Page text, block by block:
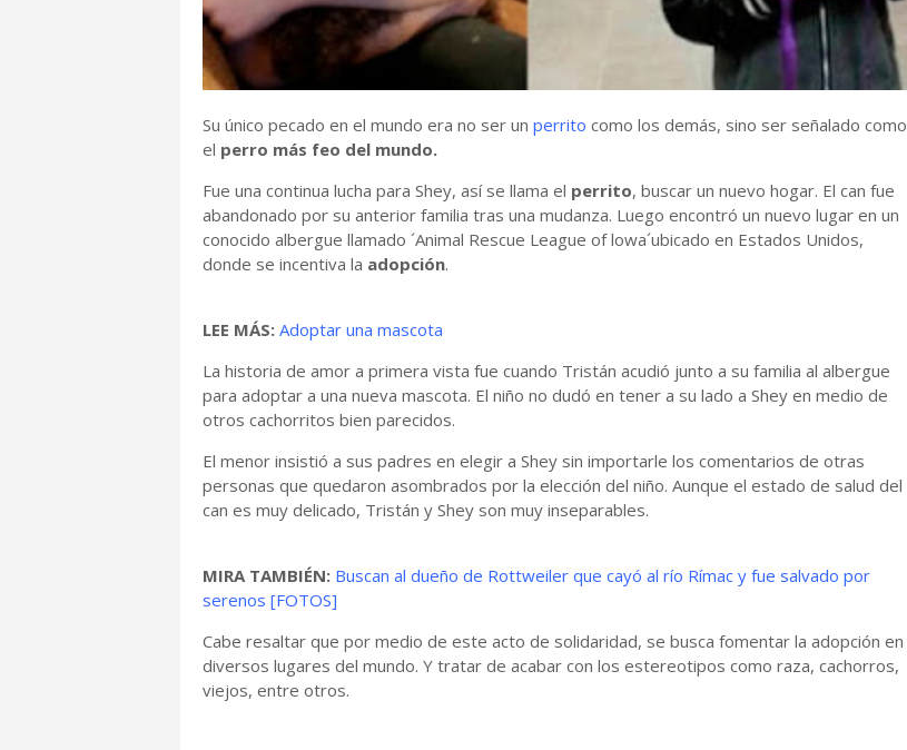
Su único pecado en el mundo era no ser un perrito como los demás, sino ser señalado como
el perro más feo del mundo.
Fue una continua lucha para Shey, así se llama el perrito, buscar un nuevo hogar. El can fue
abandonado por su anterior familia tras una mudanza. Luego encontró un nuevo lugar en un
conocido albergue llamado ´Animal Rescue League of lowa´ubicado en Estados Unidos,
donde se incentiva la adopción.
LEE MÁS: Adoptar una mascota
La historia de amor a primera vista fue cuando Tristán acudió junto a su familia al albergue
para adoptar a una nueva mascota. El niño no dudó en tener a su lado a Shey en medio de
otros cachorritos bien parecidos.
El menor insistió a sus padres en elegir a Shey sin importarle los comentarios de otras
personas que quedaron asombrados por la elección del niño. Aunque el estado de salud del
can es muy delicado, Tristán y Shey son muy inseparables.
MIRA TAMBIÉN: Buscan al dueño de Rottweiler que cayó al río Rímac y fue salvado por
serenos [FOTOS]
Cabe resaltar que por medio de este acto de solidaridad, se busca fomentar la adopción en
diversos lugares del mundo. Y tratar de acabar con los estereotipos como raza, cachorros,
viejos, entre otros.